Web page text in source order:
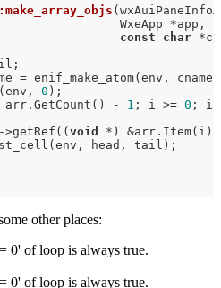
WxeApp *app,
const
char
= enif_make_atom(env,
0 );
- 1 ; i >= 0 ;
>getRef((
void
*)
head, tail);
other places:
0' of loop is always true.
0' of loop is always true.